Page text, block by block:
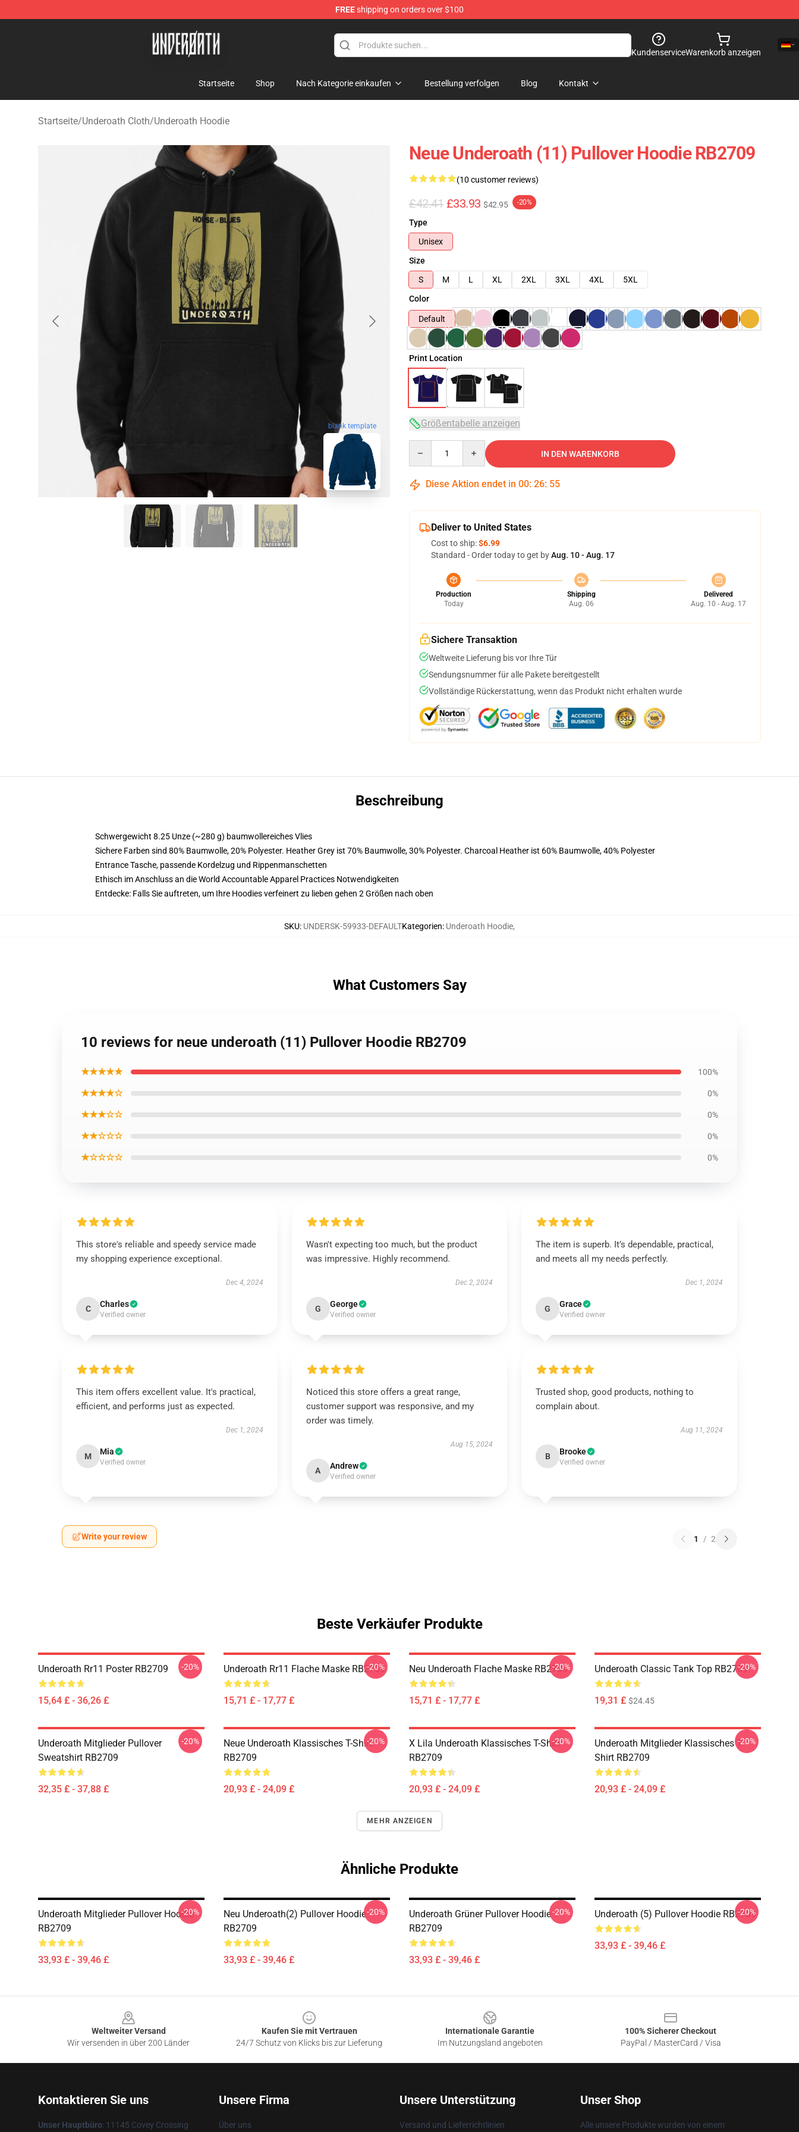
FREEshipping on orders over $100
Underoath Store - Official Underoath Merchandise Shop
KundenserviceWarenkorb anzeigen
Startseite Shop Nach Kategorie einkaufen Bestellung verfolgen Blog Kontakt
Startseite/Underoath Cloth/Underoath Hoodie
blank template
Neue Underoath (11) Pullover Hoodie RB2709
(10 customer reviews)
£42.41 £33.93 $42.95 -20%
Type
Unisex
Size
S
M L XL 2XL 3XL 4XL
5XL
Color
Default
Print Location
Größentabelle anzeigen
IN DEN WARENKORB
Diese Aktion endet in 00: 26: 54
Deliver to United States
Cost to ship:$6.99
Standard - Order today to get byAug. 10 - Aug. 17
Production
Today
Shipping
Aug. 06
Delivered
Aug. 10 - Aug. 17
Sichere Transaktion
Weltweite Lieferung bis vor Ihre Tür
Sendungsnummer für alle Pakete bereitgestellt
Vollständige Rückerstattung, wenn das Produkt nicht erhalten wurde
Beschreibung
Schwergewicht 8.25 Unze (~280 g) baumwollereiches Vlies
Sichere Farben sind 80% Baumwolle, 20% Polyester. Heather Grey ist 70% Baumwolle, 30% Polyester. Charcoal Heather ist 60% Baumwolle, 40% Polyester
Entrance Tasche, passende Kordelzug und Rippenmanschetten
Ethisch im Anschluss an die World Accountable Apparel Practices Notwendigkeiten
Entdecke: Falls Sie auftreten, um Ihre Hoodies verfeinert zu lieben gehen 2 Größen nach oben
SKU: UNDERSK-59933-DEFAULTKategorien: Underoath Hoodie,
What Customers Say
10 reviews for neue underoath (11) Pullover Hoodie RB2709
★★★★★ 100%
★★★★☆ 0%
★★★☆☆ 0%
★★☆☆☆ 0%
★☆☆☆☆ 0%
This store's reliable and speedy service made
my shopping experience exceptional.
Dec 4, 2024
C Charles
Verified owner
Wasn't expecting too much, but the product
was impressive. Highly recommend.
Dec 2, 2024
G George
Verified owner
The item is superb. It’s dependable, practical,
and meets all my needs perfectly.
Dec 1, 2024
G Grace
Verified owner
This item offers excellent value. It's practical,
efficient, and performs just as expected.
Dec 1, 2024
M Mia
Verified owner
Noticed this store offers a great range,
customer support was responsive, and my
order was timely.
Aug 15, 2024
A Andrew
Verified owner
Trusted shop, good products, nothing to
complain about.
Aug 11, 2024
B Brooke
Verified owner
Write your review 1 / 2
Beste Verkäufer Produkte
Underoath Rr11 Poster RB2709
15,64 £ - 36,26 £
-20% Underoath Rr11 Flache Maske RB2709
15,71 £ - 17,77 £
-20% Neu Underoath Flache Maske RB2709
15,71 £ - 17,77 £
-20% Underoath Classic Tank Top RB2709
19,31 £ $24.45
-20%
Underoath Mitglieder Pullover
Sweatshirt RB2709
32,35 £ - 37,88 £
-20%
Neue Underoath Klassisches T-Shirt
RB2709
20,93 £ - 24,09 £
-20%
X Lila Underoath Klassisches T-Shirt
RB2709
20,93 £ - 24,09 £
-20%
Underoath Mitglieder Klassisches T-
Shirt RB2709
20,93 £ - 24,09 £
-20%
MEHR ANZEIGEN
Ähnliche Produkte
Underoath Mitglieder Pullover Hoodie
RB2709
33,93 £ - 39,46 £
-20%
Neu Underoath(2) Pullover Hoodie
RB2709
33,93 £ - 39,46 £
-20%
Underoath Grüner Pullover Hoodie
RB2709
33,93 £ - 39,46 £
-20% Underoath (5) Pullover Hoodie RB2709
33,93 £ - 39,46 £
-20%
Weltweiter Versand
Wir versenden in über 200 Länder
Kaufen Sie mit Vertrauen
24/7 Schutz von Klicks bis zur Lieferung
Internationale Garantie
Im Nutzungsland angeboten
100% Sicherer Checkout
PayPal / MasterCard / Visa
Kontaktieren Sie uns
Unser Hauptbüro: 11145 Covey Crossing
Unsere Firma
Über uns
Unsere Unterstützung
Versand und Lieferrichtlinien
Unser Shop
Alle unsere Produkte wurden von einem